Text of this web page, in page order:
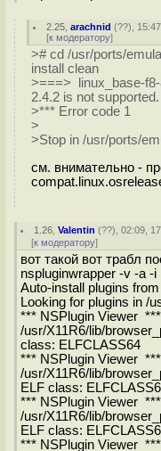
2.25 ,arachnid (??),
[к модератору]
># cd /usr/ports/
install clean
>===> linux_base-
2.4.2 is not supported.
>*** Error code 1
>
>Stop in /usr/ports/
см. внимательно -
1.26 ,Valentin (??), 02:09,
[к модератору]
вот такой вот трабл
nspluginwrapper -v -a -i
Auto-install plugins
Looking for plugins in /
*** NSPlugin Viewer
/usr/X11R6/lib/
class: ELFCLASS64
*** NSPlugin Viewer
/usr/X11R6/lib/
ELF class:
*** NSPlugin Viewer
/usr/X11R6/lib/
ELF class:
*** NSPlugin Viewer